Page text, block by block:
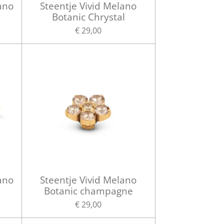
Steentje Vivid Melano
Botanic Chrystal
€ 29,00
Steentje Vivid Melano
Botanic champagne
€ 29,00